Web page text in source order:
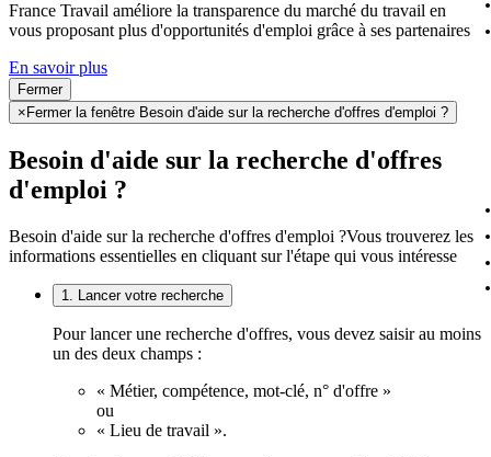
France Travail améliore la transparence du marché du travail en
vous proposant plus d'opportunités d'emploi grâce à ses partenaires
En savoir plus
Fermer
× Fermer la fenêtre Besoin d'aide sur la recherche d'offres d'emploi ?
Besoin d'aide sur la recherche d'offres
d'emploi ?
Besoin d'aide sur la recherche d'offres d'emploi ?Vous trouverez les
informations essentielles en cliquant sur l'étape qui vous intéresse
1. Lancer votre recherche
Pour lancer une recherche d'offres, vous devez saisir au moins
un des deux champs :
« Métier, compétence, mot-clé, n° d'offre »
ou
« Lieu de travail ».